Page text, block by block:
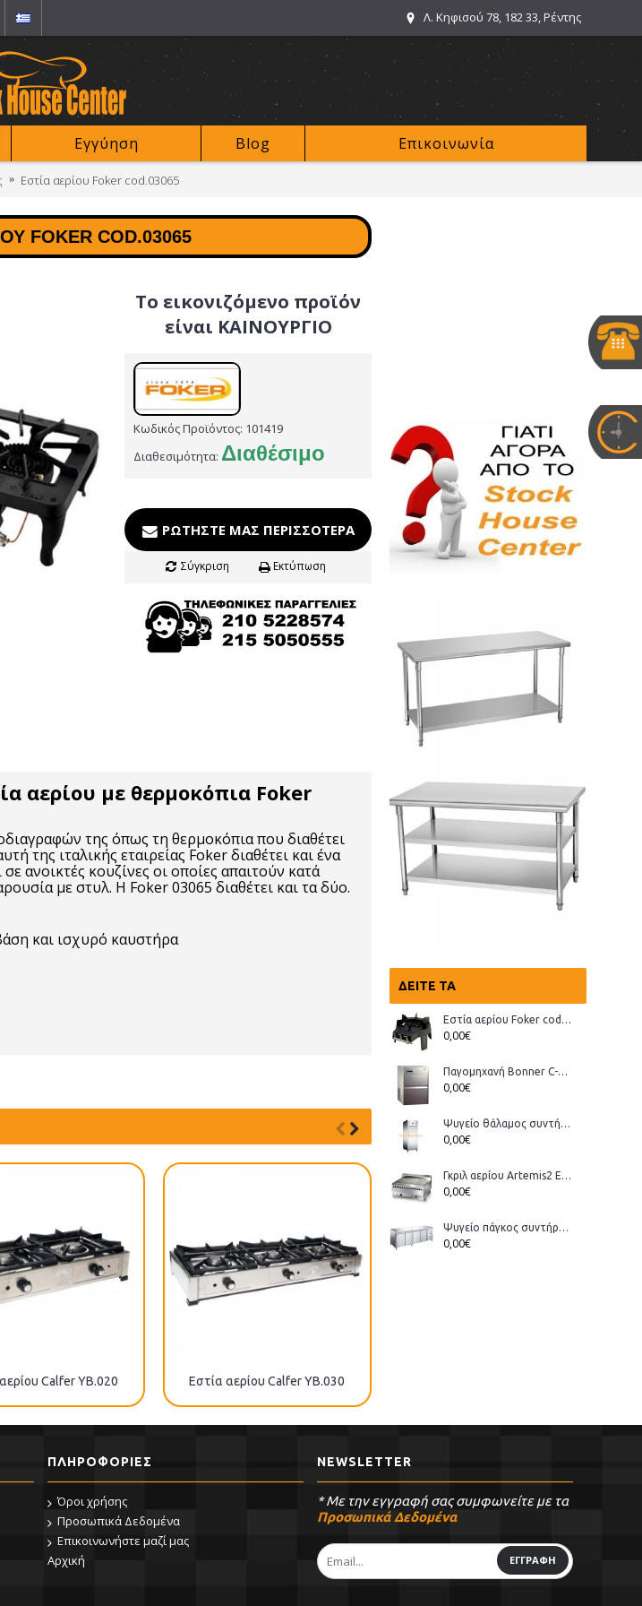
Λ. Κηφισού 78, 182 33, Ρέντης
Εγγύηση Blog Επικοινωνία
Εστία αερίου Foker cod.03065
ΔΕΊΤΕ ΤΑ
Εστία αερίου Foker cod.03200 Wok
0,00€
Παγομηχανή Bonner C-70, Ανάδευσης (παγάκι με τρύπα)
0,00€
Ψυγείο θάλαμος συντήρηση Bonner GMT-70
0,00€
Γκριλ αερίου Artemis2 ECO
0,00€
Ψυγείο πάγκος συντήρηση Bonner GM-400 διάστ.223x70x86cm
0,00€
FOKER COD.03065
Το εικονιζόμενο προϊόν
είναι ΚΑΙΝΟΥΡΓΙΟ
Κωδικός Προϊόντος: 101419
Διαθεσιμότητα: Διαθέσιμο
ΡΩΤΉΣΤΕ ΜΑΣ ΠΕΡΙΣΣΌΤΕΡΑ
Σύγκριση Εκτύπωση
αερίου με θερμοκόπια Foker
της όπως τη θερμοκόπια που διαθέτει
της ιταλικής εταιρείας Foker διαθέτει και ένα
ανοικτές κουζίνες οι οποίες απαιτούν κατά
με στυλ. Η Foker 03065 διαθέτει και τα δύο.
και ισχυρό καυστήρα
Calfer ΥΒ.020 Εστία αερίου Calfer ΥΒ.030
ΠΛΗΡΟΦΟΡΊΕΣ
Όροι χρήσης
Προσωπικά Δεδομένα
Επικοινωνήστε μαζί μας
Αρχική
NEWSLETTER
* Με την εγγραφή σας συμφωνείτε με τα
Προσωπικά Δεδομένα
ΕΓΓΡΑΦΗ